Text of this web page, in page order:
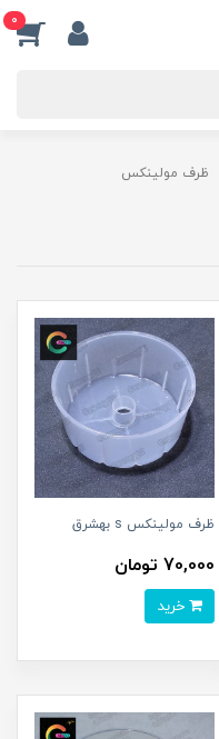
0
ظرف مولینکس
ظرف مولینکس s بهشرق
70,000 تومان